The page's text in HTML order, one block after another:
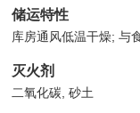
储运特性
库房通风低温干燥; 与
灭火剂
二氧化碳, 砂土